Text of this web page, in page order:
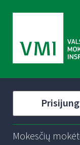
Mokesčių